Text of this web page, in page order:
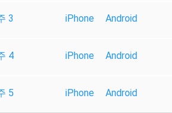
3 iPhone Android
4 iPhone Android
5 iPhone Android